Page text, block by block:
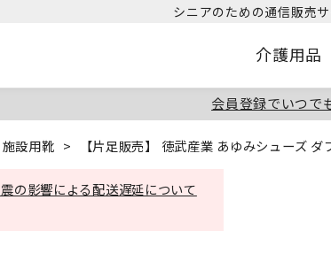
シニアのための通信販売
介護用品
会員登録でいつで
施設用靴 > 【片足販売】 徳武産業 あゆみシューズ
の影響による配送遅延について